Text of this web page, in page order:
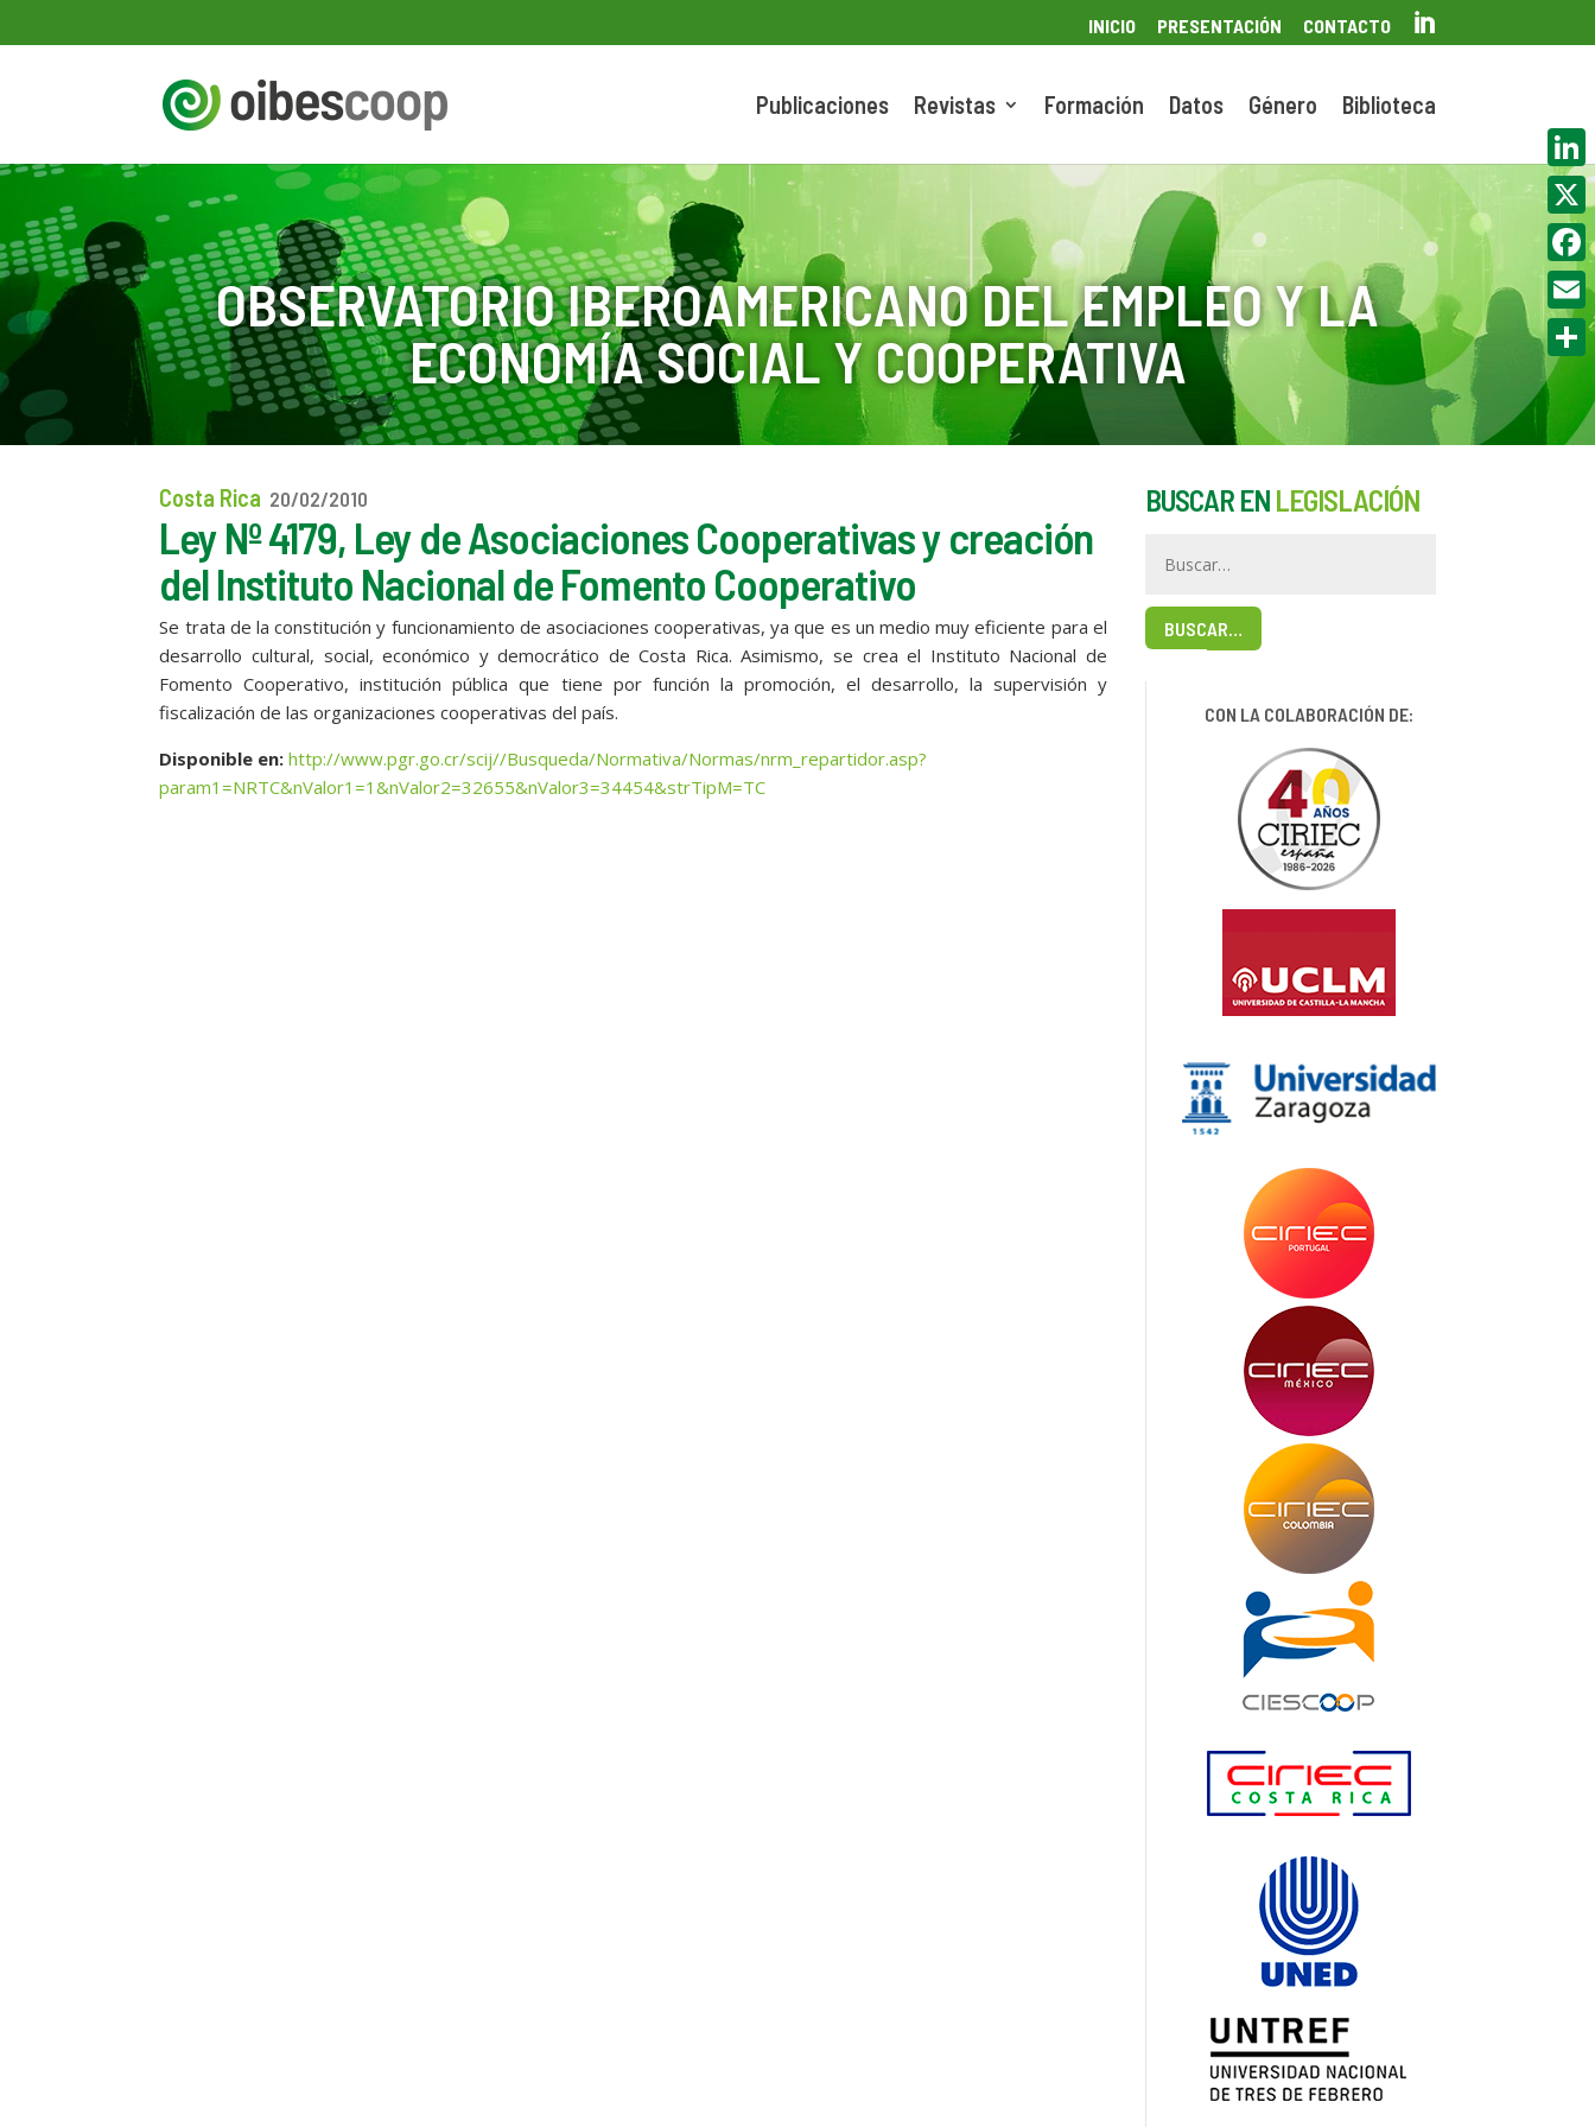
INICIO PRESENTACIÓN CONTACTO 
Publicaciones Revistas Formación Datos Género Biblioteca
OBSERVATORIO IBEROAMERICANO DEL EMPLEO Y LA
ECONOMÍA SOCIAL Y COOPERATIVA
Costa Rica 20/02/2010
Ley Nº 4179, Ley de Asociaciones Cooperativas y creación
del Instituto Nacional de Fomento Cooperativo
Se trata de la constitución y funcionamiento de asociaciones cooperativas, ya que es un medio muy eficiente para el
desarrollo cultural, social, económico y democrático de Costa Rica. Asimismo, se crea el Instituto Nacional de
Fomento Cooperativo, institución pública que tiene por función la promoción, el desarrollo, la supervisión y
fiscalización de las organizaciones cooperativas del país.
Disponible en:http://www.pgr.go.cr/scij//Busqueda/Normativa/Normas/nrm_repartidor.asp?
param1=NRTC&nValor1=1&nValor2=32655&nValor3=34454&strTipM=TC
BUSCAR EN LEGISLACIÓN
BUSCAR…
CON LA COLABORACIÓN DE:
X
Email